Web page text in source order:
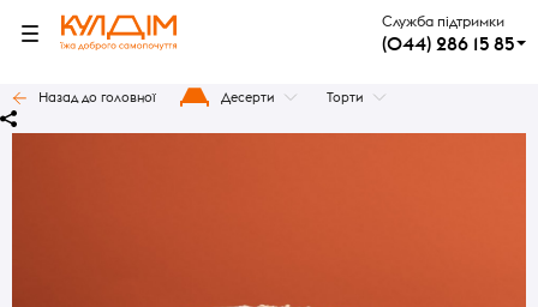
Служба підтримки
(044) 286 15 85
Назад до головної Десерти Торти